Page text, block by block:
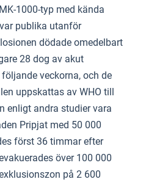
1000-typ med kända
publika utanför
dödade omedelbart
28 dog av akut
veckorna, och de
uppskattas av WHO till
enligt andra studier vara
Pripjat med 50 000
först 36 timmar efter
över 100 000
på 2 600